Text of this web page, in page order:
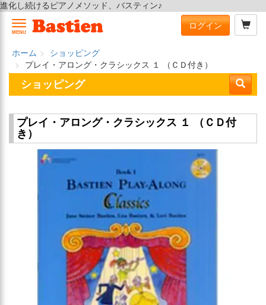
進化し続けるピアノメソッド、バスティン♪
MENU
ログイン
ホーム
ショッピング
プレイ・アロング・クラシックス １ （ＣＤ付き）
ショッピング
プレイ・アロング・クラシックス １ （ＣＤ付
き）